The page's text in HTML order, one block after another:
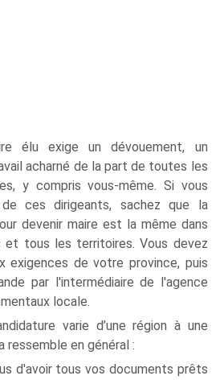
élu exige un dévouement, un
acharné de la part de toutes les
y compris vous-même. Si vous
ces dirigeants, sachez que la
devenir maire est la même dans
et tous les territoires. Vous devez
exigences de votre province, puis
par l'intermédiaire de l'agence
locale.
varie d’une région à une
ressemble en général :
d'avoir tous vos documents prêts